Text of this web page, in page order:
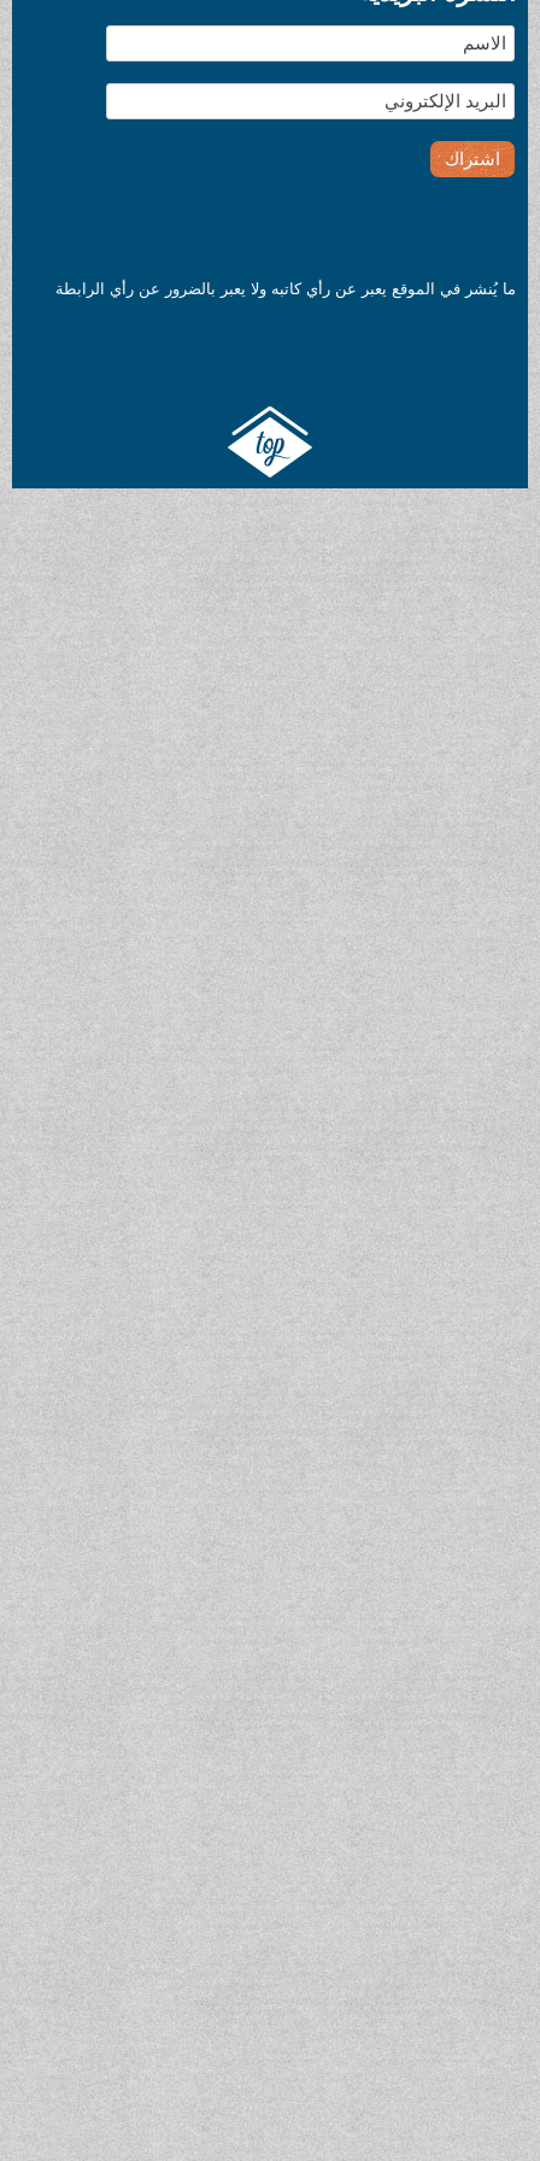
كاتبه ولا يعبر بالضرور عن رأي الرابطة